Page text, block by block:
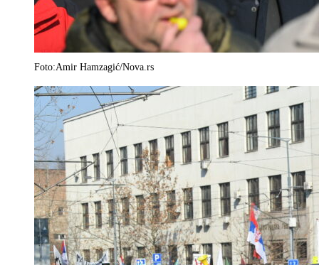
Foto:Amir Hamzagić/Nova.rs